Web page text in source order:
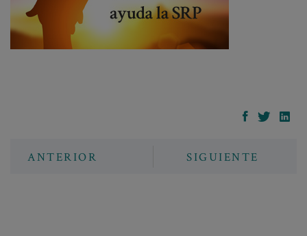
ANTERIOR SIGUIENTE